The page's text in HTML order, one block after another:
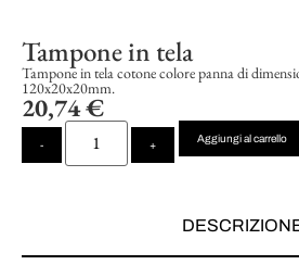
Tampone in tela
Tampone in tela cotone colore panna di
120x20x20mm.
20,74€
- +
Aggiungi al carrello